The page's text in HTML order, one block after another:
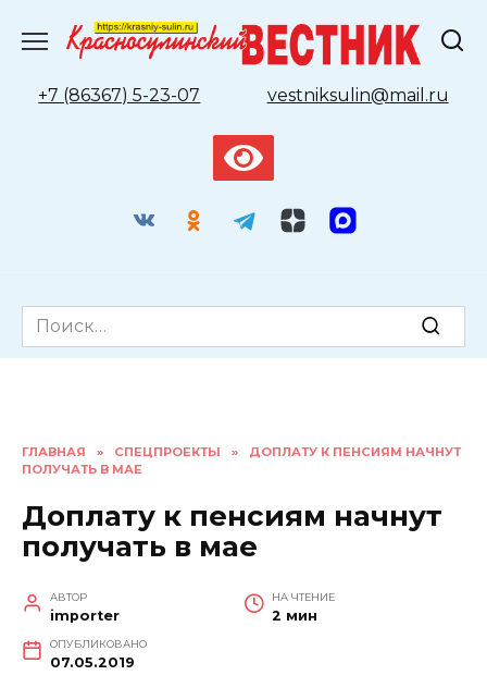
содержанию
+7 (86367) 5-23-07
vestniksulin@mail.ru
Search
for:
ГЛАВНАЯ » СПЕЦПРОЕКТЫ »
ДОПЛАТУ К ПЕНСИЯМ НАЧНУТ
ПОЛУЧАТЬ В МАЕ
Доплату к пенсиям начнут
получать в мае
АВТОР
importer
НА ЧТЕНИЕ
2 мин
ОПУБЛИКОВАНО
07.05.2019